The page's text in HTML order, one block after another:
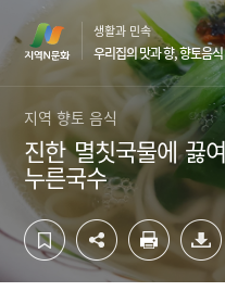
텐
츠
로
가
단
영
가
기
생활과 민속
우리집의 맛과 향, 향토음식
지역 향토 음식
진한 멸칫국물에 끓
누른국수